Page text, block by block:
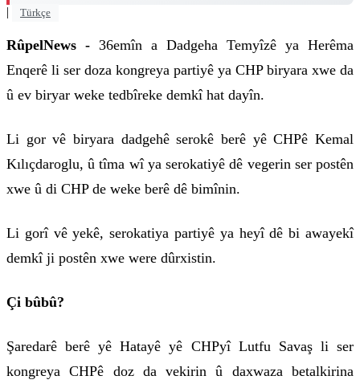
|
Türkçe
RûpelNews - 36emîn a Dadgeha Temyîzê ya Herêma
Enqerê li ser doza kongreya partiyê ya CHP biryara xwe da
û ev biryar weke tedbîreke demkî hat dayîn.
Li gor vê biryara dadgehê serokê berê yê CHPê Kemal
Kılıçdaroglu, û tîma wî ya serokatiyê dê vegerin ser postên
xwe û di CHP de weke berê dê bimînin.
Li gorî vê yekê, serokatiya partiyê ya heyî dê bi awayekî
demkî ji postên xwe were dûrxistin.
Çi bûbû?
Şaredarê berê yê Hatayê yê CHPyî Lutfu Savaş li ser
kongreya CHPê doz da vekirin û daxwaza betalkirina